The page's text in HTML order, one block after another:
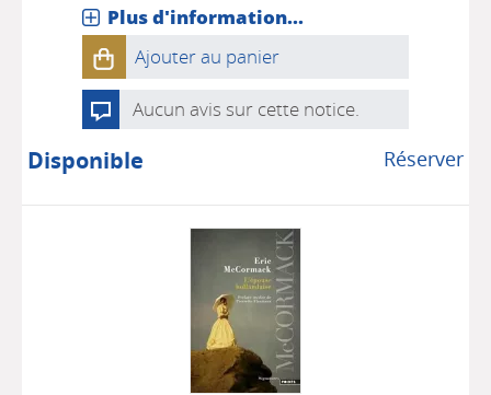
Plus d'information...
Ajouter au panier
Aucun avis sur cette notice.
Réserver
Disponible